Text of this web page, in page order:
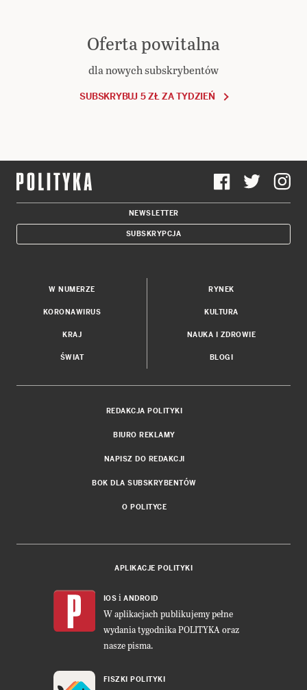
Oferta powitalna
dla nowych subskrybentów
SUBSKRYBUJ 5 ZŁ ZA TYDZIEŃ
NEWSLETTER
SUBSKRYPCJA
W NUMERZE
KORONAWIRUS
KRAJ
ŚWIAT
RYNEK
KULTURA
NAUKA I ZDROWIE
BLOGI
REDAKCJA POLITYKI
BIURO REKLAMY
NAPISZ DO REDAKCJI
BOK DLA SUBSKRYBENTÓW
O POLITYCE
APLIKACJE POLITYKI
IOS i ANDROID
W aplikacjach publikujemy pełne
wydania tygodnika POLITYKA oraz
nasze pisma.
FISZKI POLITYKI